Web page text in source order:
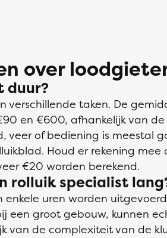
over
duur?
verschillende taken. De
en €600, afhankelijk van
veer of bediening is meestal
Houd er rekening mee
€20 worden berekend.
rolluik specialist
enkele uren worden
een groot gebouw, kunnen
van de complexiteit van de